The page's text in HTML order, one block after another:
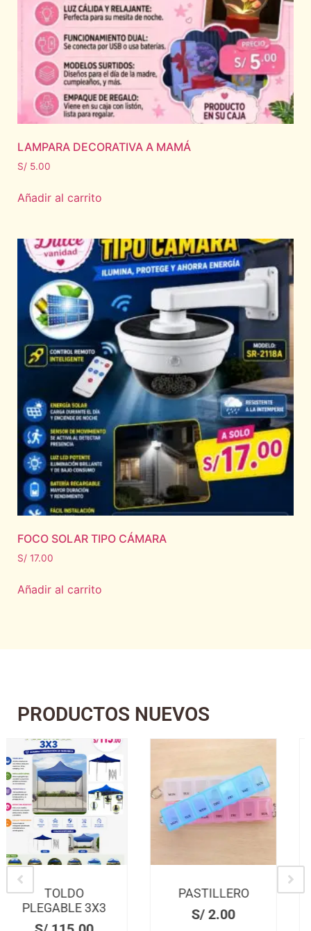
LAMPARA DECORATIVA A MAMÁ
S/ 5.00
Añadir al carrito
FOCO SOLAR TIPO CÁMARA
S/ 17.00
Añadir al carrito
PRODUCTOS NUEVOS
PASTILLERO
S/2.00
ZAPATERA
CON
PERCHERO